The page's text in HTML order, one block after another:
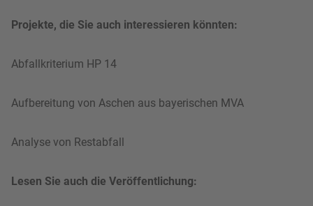
Projekte, die Sie auch interessieren könnten:
Abfallkriterium HP 14
Aufbereitung von Aschen aus bayerischen MVA
Analyse von Restabfall
Lesen Sie auch die Veröffentlichung: